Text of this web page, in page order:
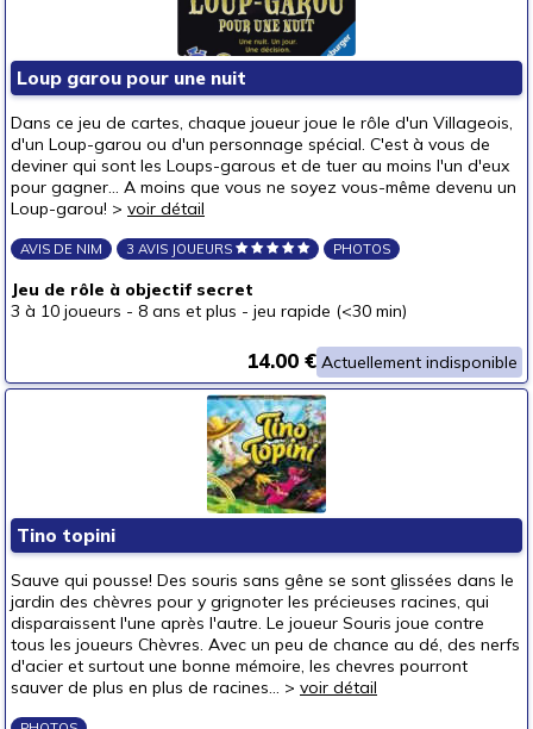
Loup garou pour une nuit
Dans ce jeu de cartes, chaque joueur joue le rôle d'un Villageois,
d'un Loup-garou ou d'un personnage spécial. C'est à vous de
deviner qui sont les Loups-garous et de tuer au moins l'un d'eux
pour gagner... A moins que vous ne soyez vous-même devenu un
Loup-garou! > voir détail
AVIS DE NIM 3 AVIS JOUEURS PHOTOS
Jeu de rôle à objectif secret
3 à 10 joueurs - 8 ans et plus - jeu rapide (<30 min)
Actuellement indisponible
14.00 €
Tino topini
Sauve qui pousse! Des souris sans gêne se sont glissées dans le
jardin des chèvres pour y grignoter les précieuses racines, qui
disparaissent l'une après l'autre. Le joueur Souris joue contre
tous les joueurs Chèvres. Avec un peu de chance au dé, des nerfs
d'acier et surtout une bonne mémoire, les chevres pourront
sauver de plus en plus de racines... > voir détail